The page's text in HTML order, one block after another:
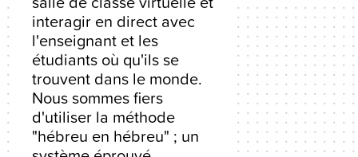
interagir en direct avec
l'enseignant et les
étudiants où qu'ils se
trouvent dans le monde.
Nous sommes fiers
d'utiliser la méthode
"hébreu en hébreu" ; un